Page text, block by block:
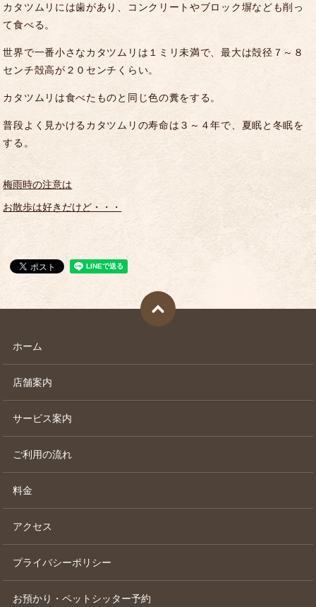
カタツムリには歯があり、コンクリートやブロック塀なども削っ
て食べる。
世界で一番小さなカタツムリは１ミリ未満で、最大は殻径７～８
センチ殻高が２０センチくらい。
カタツムリは食べたものと同じ色の糞をする。
普段よく見かけるカタツムリの寿命は３～４年で、夏眠と冬眠を
する。
梅雨時の注意は
お散歩は好きだけど・・・
ホーム
店舗案内
サービス案内
ご利用の流れ
料金
アクセス
プライバシーポリシー
お預かり・ペットシッター予約